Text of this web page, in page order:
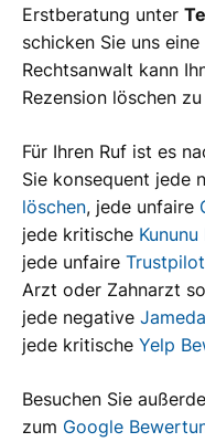
Erstberatung unter
schicken Sie uns
Rechtsanwalt kann
Rezension löschen
Für Ihren Ruf ist es
Sie konsequent jede
löschen, jede unfaire
jede kritische
jede unfaire
Arzt oder Zahnarzt
jede negative
jede kritische Yelp
Besuchen Sie
zum Google